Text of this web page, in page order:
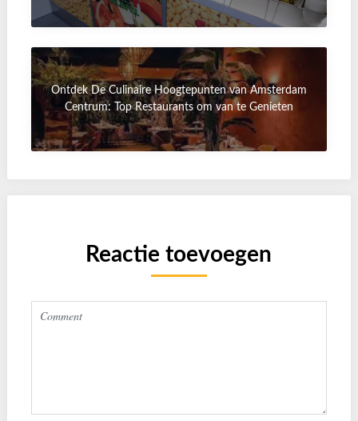
Ontdek De Culinaire Hoogtepunten van Amsterdam
Centrum: Top Restaurants om van te Genieten
Reactie toevoegen